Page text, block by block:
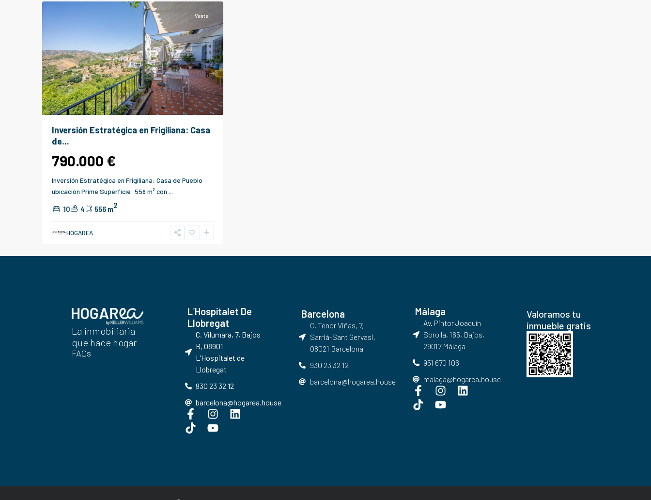
Venta
Inversión Estratégica en Frigiliana: Casa
de...
790.000 €
Inversión Estratégica en Frigiliana: Casa de Pueblo
ubicación Prime Superficie: 556 m² con
10 4 556 m2
HOGAREA
La inmobiliaria
que hace hogar
FAQs
L´Hospitalet De
Llobregat
C. Vilumara, 7, Bajos
B, 08901
L'Hospitalet de
Llobregat
930 23 32 12
barcelona@hogarea.house
Barcelona
C. Tenor Viñas, 7,
Sarrià-Sant Gervasi,
08021 Barcelona​
930 23 32 12
barcelona@hogarea.house
Málaga
Av. Pintor Joaquín
Sorolla, 165, Bajos,
29017 Málaga
951 670 106
malaga@hogarea.house
Valoramos tu
inmueble gratis